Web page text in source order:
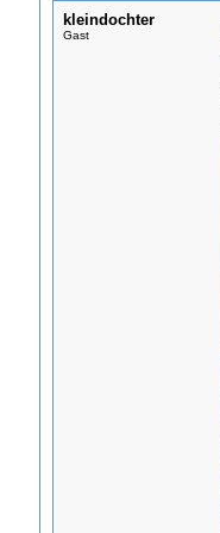
kleindochter
Gast